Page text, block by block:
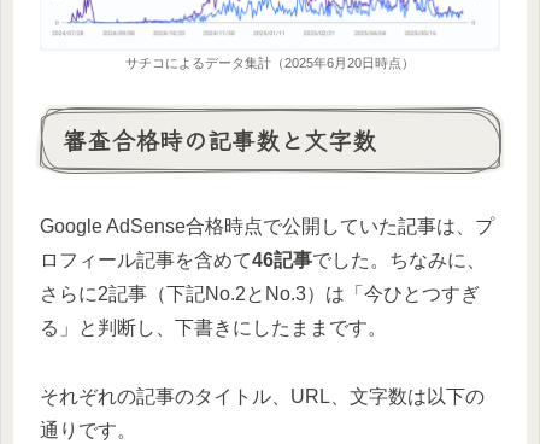
サチコによるデータ集計（2025年6月20日時点）
審査合格時の記事数と文字数
Google AdSense合格時点で公開していた記事は、プ
ロフィール記事を含めて46記事でした。ちなみに、
さらに2記事（下記No.2とNo.3）は「今ひとつすぎ
る」と判断し、下書きにしたままです。
それぞれの記事のタイトル、URL、文字数は以下の
通りです。